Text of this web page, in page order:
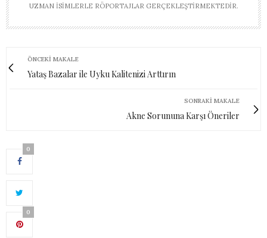
UZMAN ISIMLERLE RÖPORTAJLAR GERÇEKLEŞTIRMEKTEDIR.
ÖNCEKI MAKALE
Yataş Bazalar ile Uyku Kalitenizi Arttırın
SONRAKI MAKALE
Akne Sorununa Karşı Öneriler
0
0